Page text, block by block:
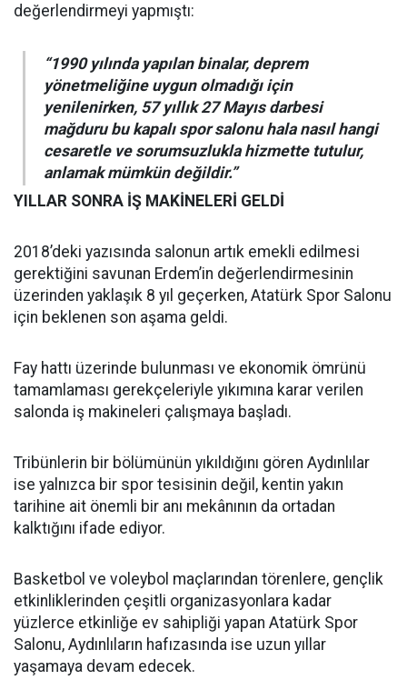
değerlendirmeyi yapmıştı:
“1990 yılında yapılan binalar, deprem
yönetmeliğine uygun olmadığı için
yenilenirken, 57 yıllık 27 Mayıs darbesi
mağduru bu kapalı spor salonu hala nasıl hangi
cesaretle ve sorumsuzlukla hizmette tutulur,
anlamak mümkün değildir.”
YILLAR SONRA İŞ MAKİNELERİ GELDİ
2018’deki yazısında salonun artık emekli edilmesi
gerektiğini savunan Erdem’in değerlendirmesinin
üzerinden yaklaşık 8 yıl geçerken, Atatürk Spor Salonu
için beklenen son aşama geldi.
Fay hattı üzerinde bulunması ve ekonomik ömrünü
tamamlaması gerekçeleriyle yıkımına karar verilen
salonda iş makineleri çalışmaya başladı.
Tribünlerin bir bölümünün yıkıldığını gören Aydınlılar
ise yalnızca bir spor tesisinin değil, kentin yakın
tarihine ait önemli bir anı mekânının da ortadan
kalktığını ifade ediyor.
Basketbol ve voleybol maçlarından törenlere, gençlik
etkinliklerinden çeşitli organizasyonlara kadar
yüzlerce etkinliğe ev sahipliği yapan Atatürk Spor
Salonu, Aydınlıların hafızasında ise uzun yıllar
yaşamaya devam edecek.